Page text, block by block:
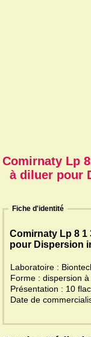
Comirnaty Lp
à diluer pour
Fiche d'identité
Comirnaty Lp 8
pour Dispersion
Laboratoire :
Forme : dispersion
Présentation : 10
Date de